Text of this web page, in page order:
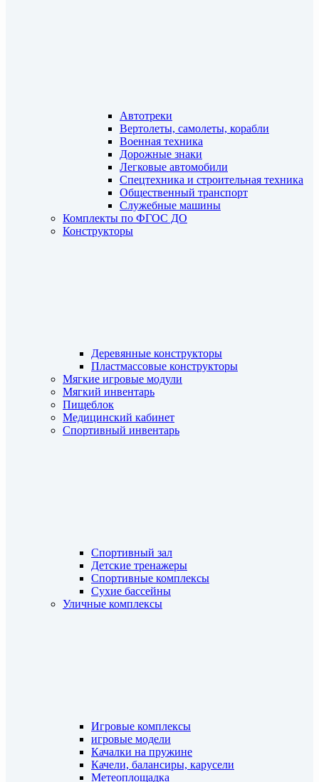
Автотреки
Вертолеты, самолеты, корабли
Военная техника
Дорожные знаки
Легковые автомобили
Спецтехника и строительная техника
Общественный транспорт
Служебные машины
Комплекты по ФГОС ДО
Конструкторы
Деревянные конструкторы
Пластмассовые конструкторы
Мягкие игровые модули
Мягкий инвентарь
Пищеблок
Медицинский кабинет
Спортивный инвентарь
Спортивный зал
Детские тренажеры
Спортивные комплексы
Сухие бассейны
Уличные комплексы
Игровые комплексы
игровые модели
Качалки на пружине
Качели, балансиры, карусели
Метеоплощадка